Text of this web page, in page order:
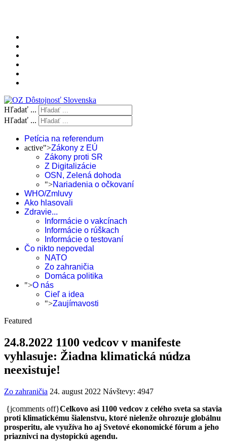
Hľadať ...
Hľadať ...
Petícia na referendum
active">Zákony z EÚ
Zákony proti SR
Z Digitalizácie
OSN, Zelená dohoda
">Nariadenia o očkovaní
WHO/Zmluvy
Ako hlasovali
Zdravie...
Informácie o vakcínach
Informácie o rúškach
Informácie o testovaní
Čo nikto nepovedal
NATO
Zo zahraničia
Domáca politika
">O nás
Cieľ a idea
">Zaujímavosti
Featured
24.8.2022 1100 vedcov v manifeste
vyhlasuje: Žiadna klimatická núdza
neexistuje!
Zo zahraničia 24. august 2022 Návštevy: 4947
{jcomments off}Celkovo asi 1100 vedcov z celého sveta sa stavia
proti klimatickému šialenstvu, ktoré nielenže ohrozuje globálnu
prosperitu, ale využíva ho aj Svetové ekonomické fórum a jeho
priaznivci na dystopickú agendu.